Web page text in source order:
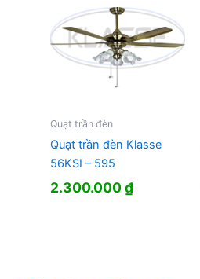
Quạt trần đèn
Quạt trần đèn Klasse
56KSI – 595
2.300.000₫